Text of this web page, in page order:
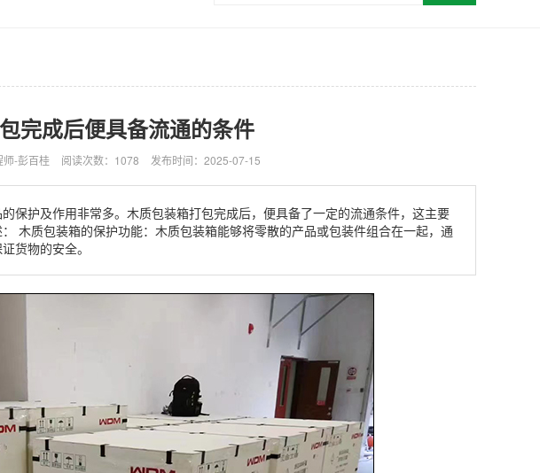
完成后便具备流通的条件
-彭百桂 阅读次数： 1078 发布时间：2025-07-15
保护及作用非常多。木质包装箱打包完成后，便具备了一定的流通条件，这主要
木质包装箱的保护功能：木质包装箱能够将零散的产品或包装件组合在一起，通
货物的安全。